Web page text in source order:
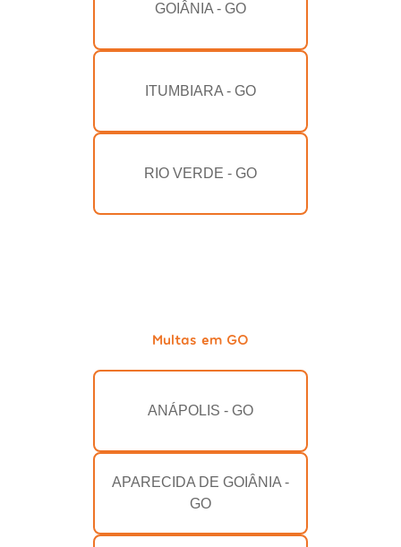
GOIÂNIA - GO
ITUMBIARA - GO
RIO VERDE - GO
Multas em GO
ANÁPOLIS - GO
APARECIDA DE GOIÂNIA -
GO